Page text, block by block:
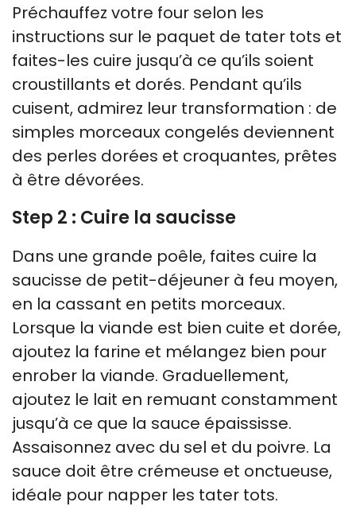
Préchauffez votre four selon les
instructions sur le paquet de tater tots et
faites-les cuire jusqu’à ce qu’ils soient
croustillants et dorés. Pendant qu’ils
cuisent, admirez leur transformation : de
simples morceaux congelés deviennent
des perles dorées et croquantes, prêtes
à être dévorées.
Step 2 : Cuire la saucisse
Dans une grande poêle, faites cuire la
saucisse de petit-déjeuner à feu moyen,
en la cassant en petits morceaux.
Lorsque la viande est bien cuite et dorée,
ajoutez la farine et mélangez bien pour
enrober la viande. Graduellement,
ajoutez le lait en remuant constamment
jusqu’à ce que la sauce épaississe.
Assaisonnez avec du sel et du poivre. La
sauce doit être crémeuse et onctueuse,
idéale pour napper les tater tots.